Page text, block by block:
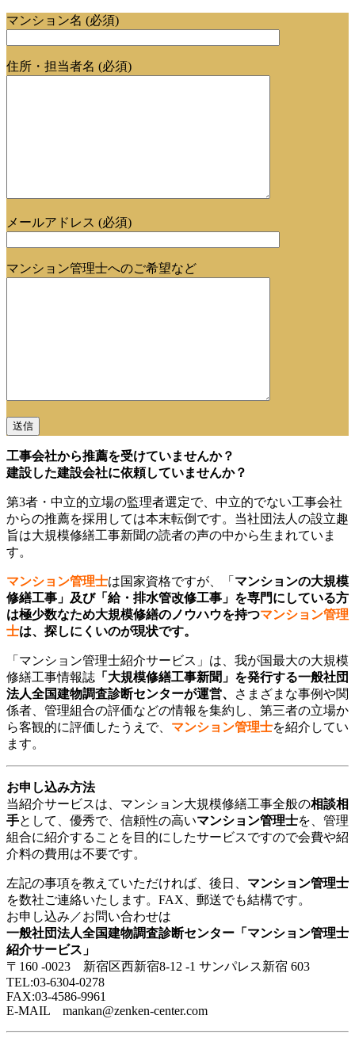
マンション名 (必須)
住所・担当者名 (必須)
メールアドレス (必須)
マンション管理士へのご希望など
工事会社から推薦を受けていませんか？
建設した建設会社に依頼していませんか？
第3者・中立的立場の監理者選定で、中立的でない工事会社
からの推薦を採用しては本末転倒です。当社団法人の設立趣
旨は大規模修繕工事新聞の読者の声の中から生まれていま
す。
マンション管理士は国家資格ですが、「 マンションの大規模
修繕工事」及び「給・排水管改修工事」を専門にしている方
は極少数なため大規模修繕のノウハウを持つマンション管理
士は、探しにくいのが現状です。
「 マンション管理士紹介サービス」は、我が国最大の大規模
修繕工事情報誌 「大規模修繕工事新聞」を発行する一般社団
法人全国建物調査診断センターが運営、
さまざまな事例や関
係者、管理組合の評価などの情報を集約し、第三者の立場か
ら客観的に評価したうえで、 マンション管理士を紹介してい
ます。
お申し込み方法
当紹介サービスは、マンション大規模修繕工事全般の相談相
手として、優秀で、信頼性の高いマンション管理士を、管理
組合に紹介することを目的にしたサービスですので会費や紹
介料の費用は不要です。
左記の事項を教えていただければ、後日、 マンション管理士
を数社ご連絡いたします。FAX、郵送でも結構です。
お申し込み／お問い合わせは
一般社団法人全国建物調査診断センター「マンション管理士
紹介サービス」
〒160 -0023 新宿区西新宿8-12 -1 サンパレス新宿 603
TEL:03-6304-0278
FAX:03-4586-9961
E-MAIL mankan@zenken-center.com